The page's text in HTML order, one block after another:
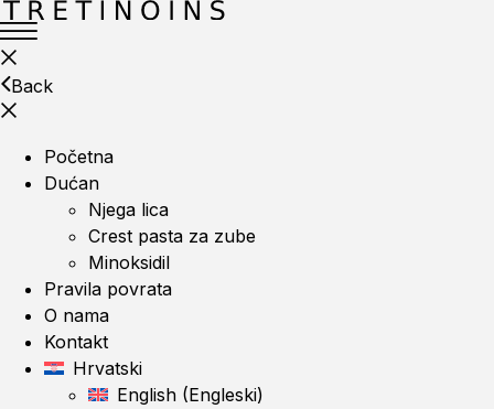
Back
Početna
Dućan
Njega lica
Crest pasta za zube
Minoksidil
Pravila povrata
O nama
Kontakt
Hrvatski
English (Engleski)